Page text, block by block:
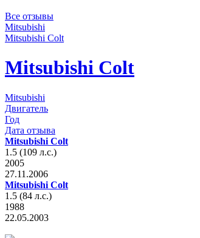
Все отзывы
Mitsubishi
Mitsubishi Colt
Mitsubishi Colt
Mitsubishi
Двигатель
Год
Дата отзыва
Mitsubishi Colt
1.5 (109 л.с.)
2005
27.11.2006
Mitsubishi Colt
1.5 (84 л.с.)
1988
22.05.2003